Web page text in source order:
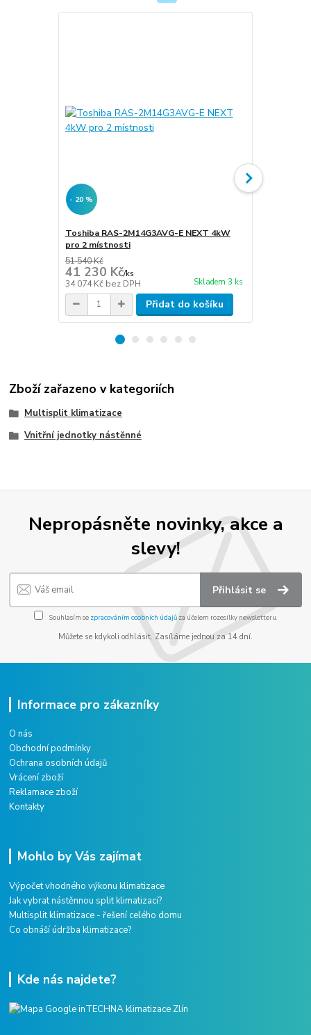
- 20 %
Toshiba RAS-2M14G3AVG-E NEXT 4kW
pro 2 místnosti
51 540 Kč
41 230 Kč/ks
34 074 Kč bez DPH Skladem 3 ks
Přidat do košíku
Zboží zařazeno v kategoriích
Multisplit klimatizace
Vnitřní jednotky nástěnné
Nepropásněte novinky, akce a
slevy!
Přihlásit se
Souhlasím se zpracováním osobních údajůza účelem rozesílky newsletteru.
Můžete se kdykoli odhlásit. Zasíláme jednou za 14 dní.
Informace pro zákazníky
O nás
Obchodní podmínky
Ochrana osobních údajů
Vrácení zboží
Reklamace zboží
Kontakty
Mohlo by Vás zajímat
Výpočet vhodného výkonu klimatizace
Jak vybrat nástěnnou split klimatizaci?
Multisplit klimatizace - řešení celého domu
Co obnáší údržba klimatizace?
Kde nás najdete?